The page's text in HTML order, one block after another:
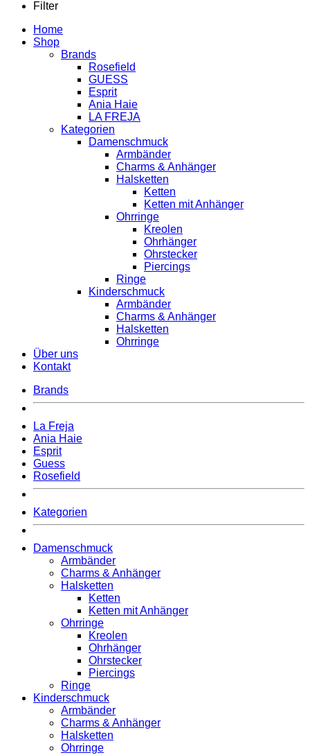
Filter
Home
Shop
Brands
Rosefield
GUESS
Esprit
Ania Haie
LA FREJA
Kategorien
Damenschmuck
Armbänder
Charms & Anhänger
Halsketten
Ketten
Ketten mit Anhänger
Ohrringe
Kreolen
Ohrhänger
Ohrstecker
Piercings
Ringe
Kinderschmuck
Armbänder
Charms & Anhänger
Halsketten
Ohrringe
Über uns
Kontakt
Brands
La Freja
Ania Haie
Esprit
Guess
Rosefield
Kategorien
Damenschmuck
Armbänder
Charms & Anhänger
Halsketten
Ketten
Ketten mit Anhänger
Ohrringe
Kreolen
Ohrhänger
Ohrstecker
Piercings
Ringe
Kinderschmuck
Armbänder
Charms & Anhänger
Halsketten
Ohrringe